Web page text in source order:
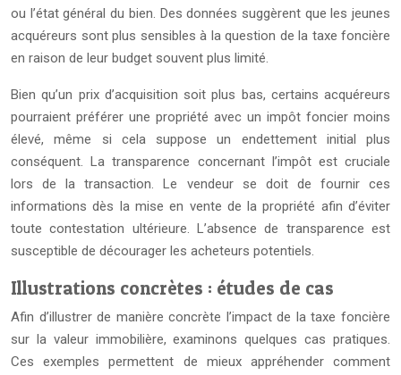
ou l’état général du bien. Des données suggèrent que les jeunes
acquéreurs sont plus sensibles à la question de la taxe foncière
en raison de leur budget souvent plus limité.
Bien qu’un prix d’acquisition soit plus bas, certains acquéreurs
pourraient préférer une propriété avec un impôt foncier moins
élevé, même si cela suppose un endettement initial plus
conséquent. La transparence concernant l’impôt est cruciale
lors de la transaction. Le vendeur se doit de fournir ces
informations dès la mise en vente de la propriété afin d’éviter
toute contestation ultérieure. L’absence de transparence est
susceptible de décourager les acheteurs potentiels.
Illustrations concrètes : études de cas
Afin d’illustrer de manière concrète l’impact de la taxe foncière
sur la valeur immobilière, examinons quelques cas pratiques.
Ces exemples permettent de mieux appréhender comment